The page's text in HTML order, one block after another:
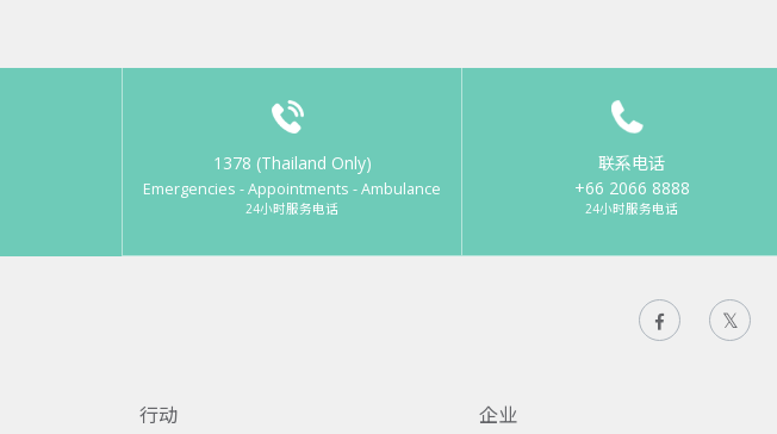
1378 (Thailand Only)
Emergencies - Appointments - Ambulance
24小时服务电话
联系电话
+66 2066 8888
24小时服务电话
行动 企业